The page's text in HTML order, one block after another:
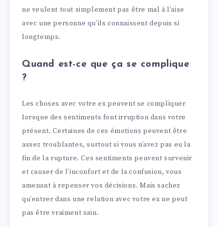
ne veulent tout simplement pas être mal à l’aise
avec une personne qu’ils connaissent depuis si
longtemps.
Quand est-ce que ça se complique
?
Les choses avec votre ex peuvent se compliquer
lorsque des sentiments font irruption dans votre
présent. Certaines de ces émotions peuvent être
assez troublantes, surtout si vous n’avez pas eu la
fin de la rupture. Ces sentiments peuvent survenir
et causer de l’inconfort et de la confusion, vous
amenant à repenser vos décisions. Mais sachez
qu’entrer dans une relation avec votre ex ne peut
pas être vraiment sain.